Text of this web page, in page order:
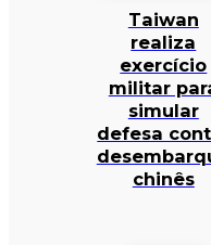
Taiwan
realiza
exercício
militar
simular
defesa
chinês